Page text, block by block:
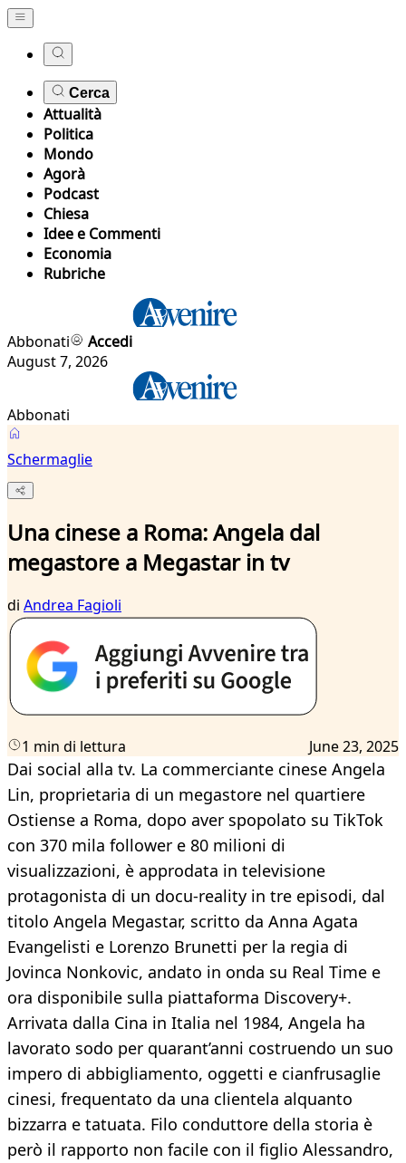
Cerca
Attualità
Politica
Mondo
Agorà
Podcast
Chiesa
Idee e Commenti
Economia
Rubriche
Abbonati
Accedi
August 7, 2026
Abbonati
Schermaglie
Una cinese a Roma: Angela dal
megastore a Megastar in tv
di Andrea Fagioli
1 min di lettura June 23, 2025
Dai social alla tv. La commerciante cinese Angela
Lin, proprietaria di un megastore nel quartiere
Ostiense a Roma, dopo aver spopolato su TikTok
con 370 mila follower e 80 milioni di
visualizzazioni, è approdata in televisione
protagonista di un docu-reality in tre episodi, dal
titolo Angela Megastar, scritto da Anna Agata
Evangelisti e Lorenzo Brunetti per la regia di
Jovinca Nonkovic, andato in onda su Real Time e
ora disponibile sulla piattaforma Discovery+.
Arrivata dalla Cina in Italia nel 1984, Angela ha
lavorato sodo per quarant’anni costruendo un suo
impero di abbigliamento, oggetti e cianfrusaglie
cinesi, frequentato da una clientela alquanto
bizzarra e tatuata. Filo conduttore della storia è
però il rapporto non facile con il figlio Alessandro,